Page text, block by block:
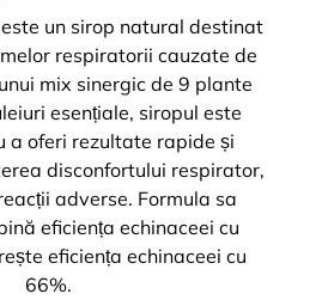
un sirop natural destinat
respiratorii cauzate de
mix sinergic de 9 plante
esențiale, siropul este
a oferi rezultate rapide și
disconfortului respirator,
adverse. Formula sa
eficiența echinaceei cu
eficiența echinaceei cu
66%.